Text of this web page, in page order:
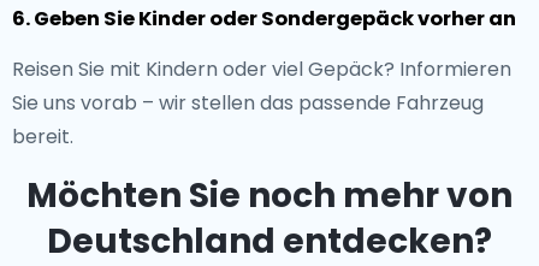
6. Geben Sie Kinder oder Sondergepäck vorher an
Reisen Sie mit Kindern oder viel Gepäck? Informieren
Sie uns vorab – wir stellen das passende Fahrzeug
bereit.
Möchten Sie noch mehr von
Deutschland entdecken?